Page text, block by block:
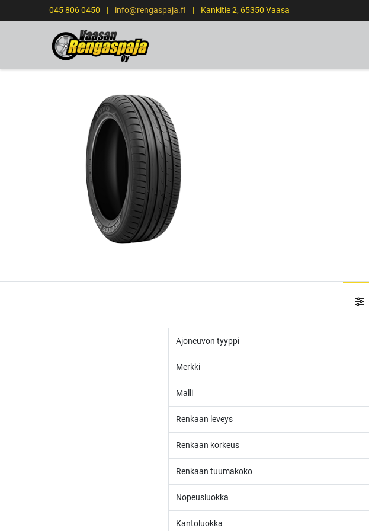
045 806 0450 | info@rengaspaja.fI | Kankitie 2, 65350 Vaasa
Ajoneuvon tyyppi
Merkki
Malli
Renkaan leveys
Renkaan korkeus
Renkaan tuumakoko
Nopeusluokka
Kantoluokka